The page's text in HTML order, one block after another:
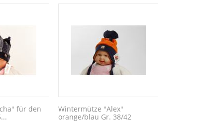
für den
Wintermütze "Alex"
orange/blau Gr. 38/42